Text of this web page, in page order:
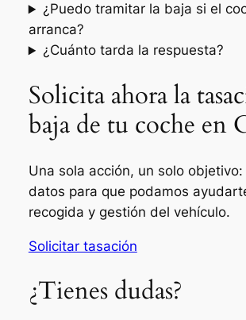
¿Puedo tramitar la baja si el
arranca?
¿Cuánto tarda la respuesta?
Solicita ahora la
baja de tu coche en
Una sola acción, un solo
datos para que podamos
recogida y gestión del vehículo.
Solicitar tasación
¿Tienes dudas?